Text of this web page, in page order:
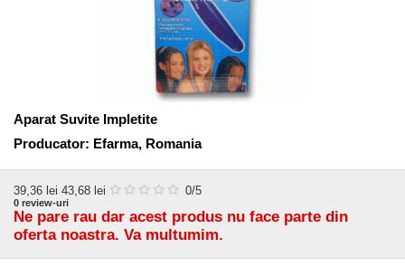
Aparat Suvite Impletite
Producator: Efarma, Romania
39,36 lei 43,68 lei 0/5
0 review-uri
Ne pare rau dar acest produs nu face parte din
oferta noastra. Va multumim.